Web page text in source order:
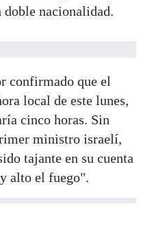
doble nacionalidad.
confirmado que el
local de este lunes,
cinco horas. Sin
ministro israelí,
tajante en su cuenta
alto el fuego".